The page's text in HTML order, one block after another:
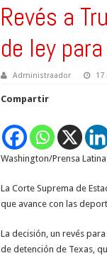
Revés a
de ley
Administraador 17
Compartir
Washington/Prensa Latina
La Corte Suprema de
que avance con las
La decisión, un revés
de detención de Texas,